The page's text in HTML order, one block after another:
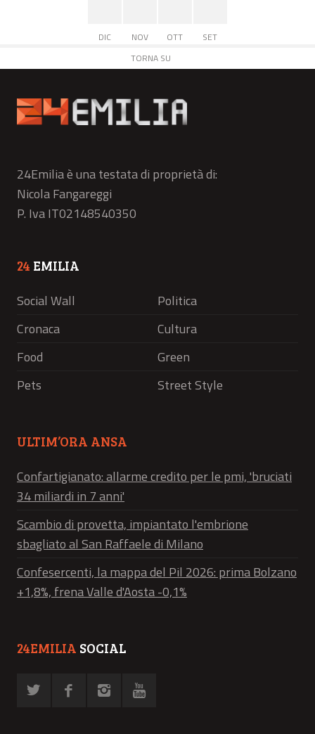
DIC NOV OTT
SET
TORNA SU
24Emilia è una testata di proprietà di:
Nicola Fangareggi
P. Iva IT02148540350
24 EMILIA
Social Wall
Politica
Cronaca
Cultura
Food
Green
Pets
Street Style
ULTIM’ORA ANSA
Confartigianato: allarme credito per le pmi, 'bruciati
34 miliardi in 7 anni'
Scambio di provetta, impiantato l'embrione
sbagliato al San Raffaele di Milano
Confesercenti, la mappa del Pil 2026: prima Bolzano
+1,8%, frena Valle d'Aosta -0,1%
24EMILIA SOCIAL